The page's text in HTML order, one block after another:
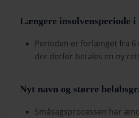
Længere insolvensperiode i
Perioden er forlænget fra 6
der derfor betales en ny
Nyt navn og større
Småsagsprocessen har